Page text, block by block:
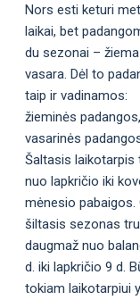
Nors esti keturi
laikai, bet
du sezonai –
vasara. Dėl to
taip ir vadinamos:
žieminės padangos,
vasarinės
Šaltasis laikotarpis
nuo lapkričio iki
mėnesio pabaigos.
šiltasis sezonas
daugmaž nuo
d. iki lapkričio 9 d.
tokiam laikotarpiui